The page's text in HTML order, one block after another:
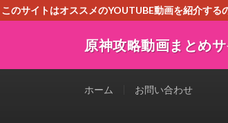
このサイトはオススメのYOUTUBE動画を紹介す
原神攻略動画まとめサ
ホーム お問い合わせ